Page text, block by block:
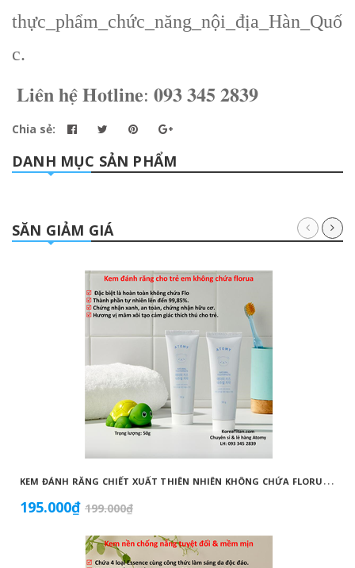
thực_phẩm_chức_năng_nội_địa_Hàn_Quố
c.
𝐋𝐢𝐞̂𝐧 𝐡𝐞̣̂ 𝐇𝐨𝐭𝐥𝐢𝐧𝐞: 𝟎𝟗𝟑 𝟑𝟒𝟓 𝟐𝟖𝟑𝟗
Chia sẻ:
DANH MỤC SẢN PHẨM
SĂN GIẢM GIÁ
K
EM ĐÁNH RĂNG CHIẾT XUẤT THIÊN NHIÊN KHÔNG CHỨA FLORUA AN TOÀN DÀNH CHO TRẺ EM ( 50G) - ATOMY KID NATURAL TOOTHPASTE (NON FLUORIDE) - 애터미 키즈 내추럴 치약 - НАТУРАЛЬНАЯ ДЕТСКАЯ ЗУБНАЯ ПАСТА ATOMY
195.000₫ 199.000₫